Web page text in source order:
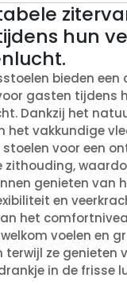
hun
bieden een
gasten tijdens
Dankzij het
het vakkundige
stoelen voor een
zithouding,
genieten van
en
het
voelen en
terwijl ze genieten
in de frisse